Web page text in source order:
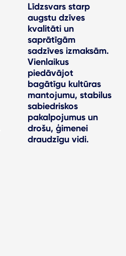
Līdzsvars starp
augstu dzīves
kvalitāti un
saprātīgām
sadzīves izmaksām.
Vienlaikus
piedāvājot
bagātīgu kultūras
mantojumu, stabilus
sabiedriskos
pakalpojumus un
drošu, ģimenei
draudzīgu vidi.